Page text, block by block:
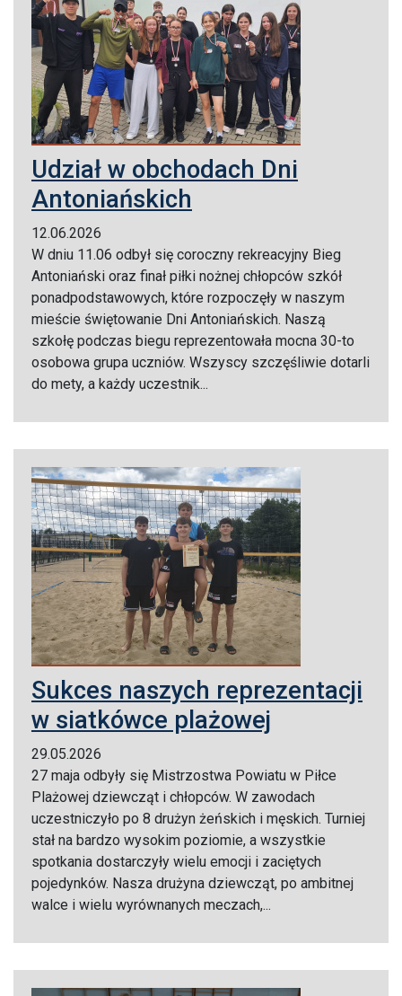
Udział w obchodach Dni
Antoniańskich
12.06.2026
W dniu 11.06 odbył się coroczny rekreacyjny Bieg
Antoniański oraz finał piłki nożnej chłopców szkół
ponadpodstawowych, które rozpoczęły w naszym
mieście świętowanie Dni Antoniańskich. Naszą
szkołę podczas biegu reprezentowała mocna 30-to
osobowa grupa uczniów. Wszyscy szczęśliwie dotarli
do mety, a każdy uczestnik...
Sukces naszych reprezentacji
w siatkówce plażowej
29.05.2026
27 maja odbyły się Mistrzostwa Powiatu w Piłce
Plażowej dziewcząt i chłopców. W zawodach
uczestniczyło po 8 drużyn żeńskich i męskich. Turniej
stał na bardzo wysokim poziomie, a wszystkie
spotkania dostarczyły wielu emocji i zaciętych
pojedynków. Nasza drużyna dziewcząt, po ambitnej
walce i wielu wyrównanych meczach,...